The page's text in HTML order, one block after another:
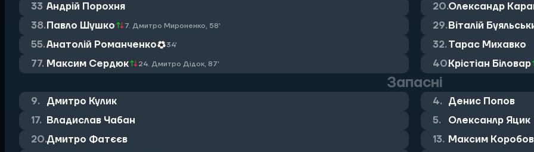
33 Андрій Порохня
38.Павло Шушко 7. Дмитро Мироненко, 58'
55.Анатолій Романченко 34'
77. Максим Сердюк 24. Дмитро Дідок, 87'
20.Олександр
29.Віталій
32.Тарас Михавко
40.Крістіан Біловар
Запасні
9. Дмитро Кулик
17. Владислав Чабан
20.Дмитро Фатєєв
4. Денис Попов
5.
Олексанлр Яцик
13. Максим Коробов